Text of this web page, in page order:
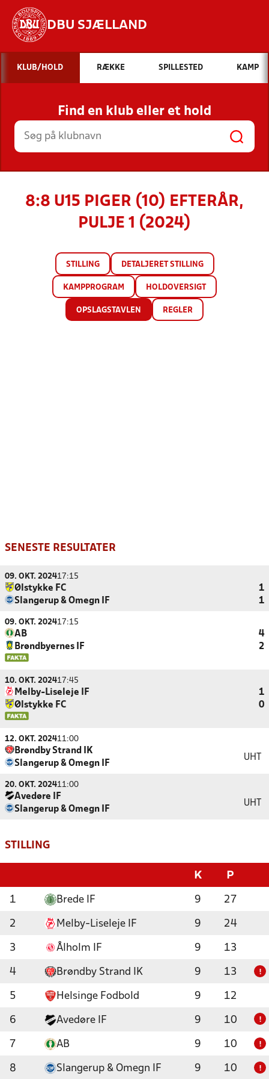
DBU SJÆLLAND
Hvad vil du søge efter?
INDHOLD OG NYHEDER
STILLINGER, RESULTATER, KLUBBER OG
HOLD
KLUB/HOLD RÆKKE SPILLESTED KAMP
Find en klub eller et hold
8:8 U15 PIGER (10) EFTERÅR,
PULJE 1 (2024)
STILLING DETALJERET STILLING
KAMPPROGRAM HOLDOVERSIGT
OPSLAGSTAVLEN REGLER
SENESTE RESULTATER
09. OKT. 202417:15
Ølstykke FC
1
Slangerup & Omegn IF
1
09. OKT. 202417:15
AB
4
Brøndbyernes IF
2
10. OKT. 202417:45
Melby-Liseleje IF
1
Ølstykke FC
0
12. OKT. 202411:00
Brøndby Strand IK
Slangerup & Omegn IF
UHT
20. OKT. 202411:00
Avedøre IF
Slangerup & Omegn IF
UHT
STILLING
K P
1 Brede IF 9 27
2 Melby-Liseleje IF 9 24
3 Ålholm IF 9 13
4 Brøndby Strand IK 9 13 !
5 Helsinge Fodbold 9 12
6 Avedøre IF 9 10 !
7 AB 9 10 !
8 Slangerup & Omegn IF 9 10 !